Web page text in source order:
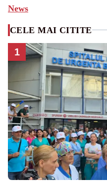
News
CELE MAI CITITE
1